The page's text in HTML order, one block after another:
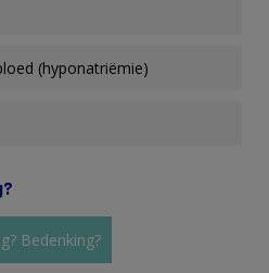
(hyponatriëmie)
Bedenking?